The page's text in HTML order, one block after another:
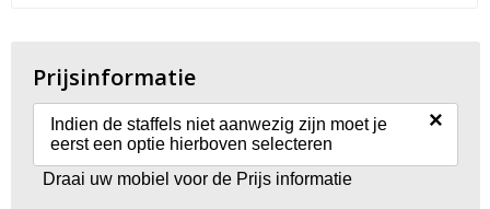
Prijsinformatie
Indien de staffels niet aanwezig zijn moet je
eerst een optie hierboven selecteren
×
Draai uw mobiel voor de Prijs informatie